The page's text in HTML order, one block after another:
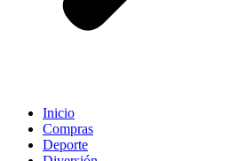
Inicio
Compras
Deporte